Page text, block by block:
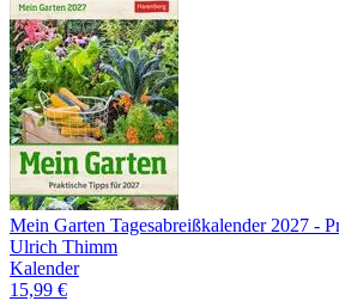
Mein Garten Tagesabreißkalender 2027 -
Ulrich Thimm
Kalender
15,99 €